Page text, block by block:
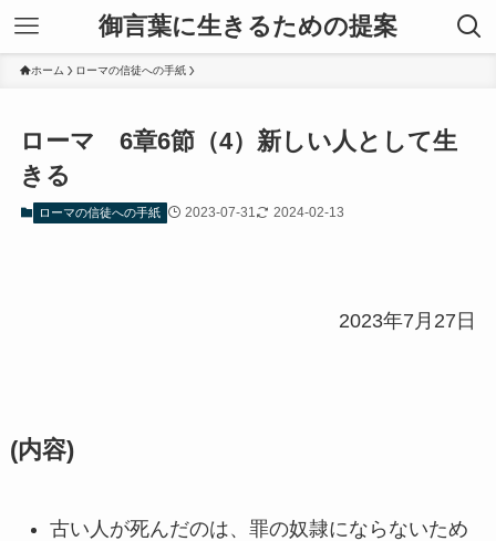
御言葉に生きるための提案
ホーム ローマの信徒への手紙
ローマ 6章6節（4）新しい人として生
きる
ローマの信徒への手紙 2023-07-31 2024-02-13
2023年7月27日
(内容)
古い人が死んだのは、罪の奴隷にならないため